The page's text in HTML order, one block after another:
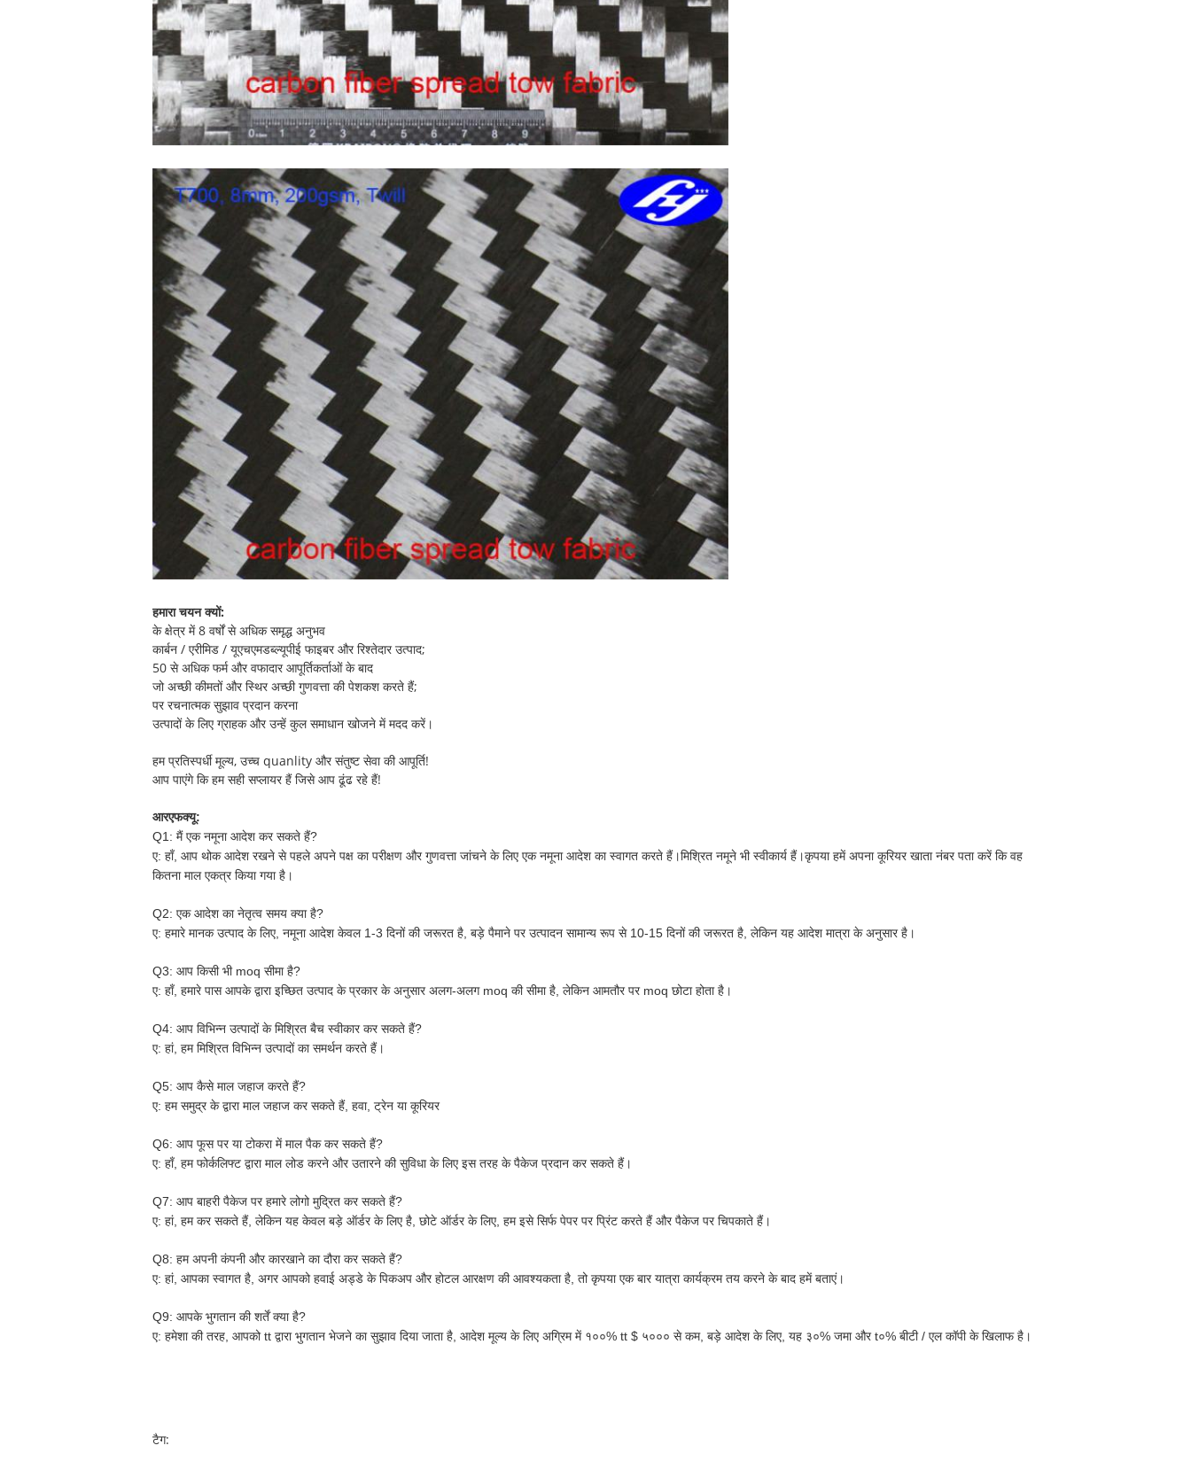
हमारा चयन क्यों:
के क्षेत्र में 8 वर्षों से अधिक समृद्ध अनुभव
कार्बन / एरीमिड / यूएचएमडब्ल्यूपीई फाइबर और रिश्तेदार उत्पाद;
50 से अधिक फर्म और वफादार आपूर्तिकर्ताओं के बाद
जो अच्छी कीमतों और स्थिर अच्छी गुणवत्ता की पेशकश करते हैं;
पर रचनात्मक सुझाव प्रदान करना
उत्पादों के लिए ग्राहक और उन्हें कुल समाधान खोजने में मदद करें।
हम प्रतिस्पर्धी मूल्य, उच्च quanlity और संतुष्ट सेवा की आपूर्ति!
आप पाएंगे कि हम सही सप्लायर हैं जिसे आप ढूंढ रहे हैं!
आरएफक्यू:
Q1: मैं एक नमूना आदेश कर सकते हैं?
ए: हाँ, आप थोक आदेश रखने से पहले अपने पक्ष का परीक्षण और गुणवत्ता जांचने के लिए एक नमूना आदेश का स्वागत करते हैं।मिश्रित नमूने भी स्वीकार्य हैं।कृपया हमें अपना कूरियर खाता नंबर पता करें कि वह
कितना माल एकत्र किया गया है।
Q2: एक आदेश का नेतृत्व समय क्या है?
ए: हमारे मानक उत्पाद के लिए, नमूना आदेश केवल 1-3 दिनों की जरूरत है, बड़े पैमाने पर उत्पादन सामान्य रूप से 10-15 दिनों की जरूरत है, लेकिन यह आदेश मात्रा के अनुसार है।
Q3: आप किसी भी moq सीमा है?
ए: हाँ, हमारे पास आपके द्वारा इच्छित उत्पाद के प्रकार के अनुसार अलग-अलग moq की सीमा है, लेकिन आमतौर पर moq छोटा होता है।
Q4: आप विभिन्न उत्पादों के मिश्रित बैच स्वीकार कर सकते हैं?
ए: हां, हम मिश्रित विभिन्न उत्पादों का समर्थन करते हैं।
Q5: आप कैसे माल जहाज करते हैं?
ए: हम समुद्र के द्वारा माल जहाज कर सकते हैं, हवा, ट्रेन या कूरियर
Q6: आप फूस पर या टोकरा में माल पैक कर सकते हैं?
ए: हाँ, हम फोर्कलिफ्ट द्वारा माल लोड करने और उतारने की सुविधा के लिए इस तरह के पैकेज प्रदान कर सकते हैं।
Q7: आप बाहरी पैकेज पर हमारे लोगो मुद्रित कर सकते हैं?
ए: हां, हम कर सकते हैं, लेकिन यह केवल बड़े ऑर्डर के लिए है, छोटे ऑर्डर के लिए, हम इसे सिर्फ पेपर पर प्रिंट करते हैं और पैकेज पर चिपकाते हैं।
Q8: हम अपनी कंपनी और कारखाने का दौरा कर सकते हैं?
ए: हां, आपका स्वागत है, अगर आपको हवाई अड्डे के पिकअप और होटल आरक्षण की आवश्यकता है, तो कृपया एक बार यात्रा कार्यक्रम तय करने के बाद हमें बताएं।
Q9: आपके भुगतान की शर्तें क्या है?
ए: हमेशा की तरह, आपको tt द्वारा भुगतान भेजने का सुझाव दिया जाता है, आदेश मूल्य के लिए अग्रिम में १००% tt $ ५००० से कम, बड़े आदेश के लिए, यह ३०% जमा और t०% बीटी / एल कॉपी के खिलाफ है।
टैग: